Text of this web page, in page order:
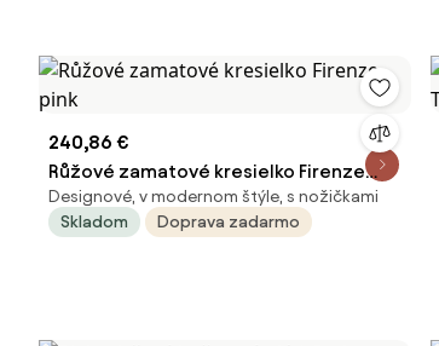
240,86 €
Růžové zamatové kresielko Firenze
pink
Designové, v modernom štýle, s nožičkami
Skladom
Doprava zadarmo